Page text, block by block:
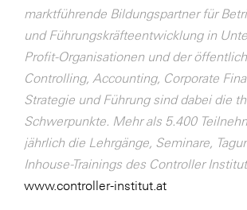
marktführende Bildungspartner für
und Führungskräfteentwicklung in
Profit-Organisationen und der
Controlling, Accounting, Corporate
Strategie und Führung sind dabei die
Schwerpunkte. Mehr als 5.400
jährlich die Lehrgänge, Seminare,
Inhouse-Trainings des Controller
www.controller-institut.at